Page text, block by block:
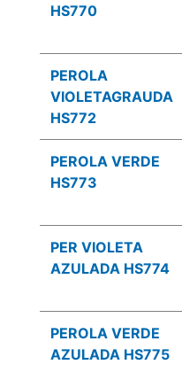
HS770
PEROLA
VIOLETAGRAUDA
HS772
PEROLA VERDE
HS773
PER VIOLETA
AZULADA HS774
PEROLA VERDE
AZULADA HS775